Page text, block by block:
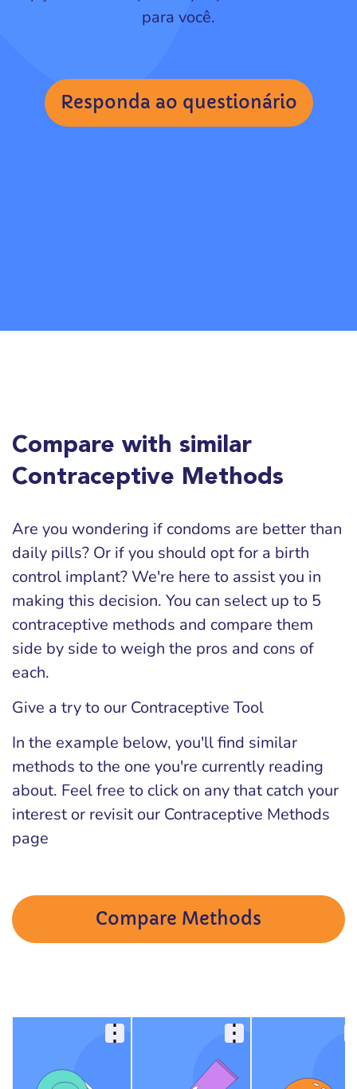
para você.
Responda ao questionário
Compare with similar
Contraceptive Methods
Are you wondering if condoms are better than
daily pills? Or if you should opt for a birth
control implant? We're here to assist you in
making this decision. You can select up to 5
contraceptive methods and compare them
side by side to weigh the pros and cons of
each.
Give a try to our Contraceptive Tool
In the example below, you'll find similar
methods to the one you're currently reading
about. Feel free to click on any that catch your
interest or revisit our Contraceptive Methods
page
Compare Methods